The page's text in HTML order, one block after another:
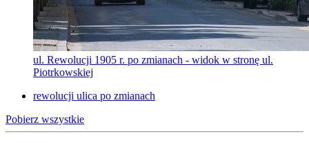
ul. Rewolucji 1905 r. po zmianach - widok w stronę ul.
Piotrkowskiej
rewolucji ulica po zmianach
Pobierz wszystkie